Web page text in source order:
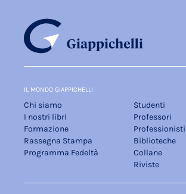
IL MONDO GIAPPICHELLI
Chi siamo
I nostri libri
Formazione
Rassegna Stampa
Programma Fedeltà
Studenti
Professori
Professionisti
Biblioteche
Collane
Riviste